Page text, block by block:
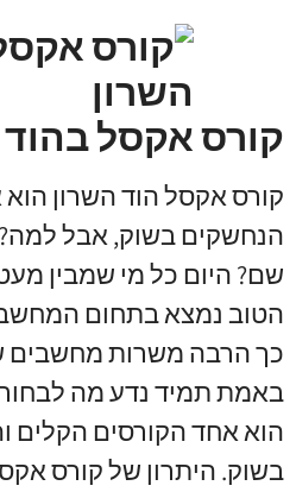
קורס אקסל בהוד
קורס אקסל הוד השרון
הנחשקים בשוק, אבל
שם? היום כל מי שמבין
הטוב נמצא בתחום
כך הרבה משרות מחשבים
באמת תמיד נדע מה
הוא אחד הקורסים הקלים
בשוק. היתרון של קורס